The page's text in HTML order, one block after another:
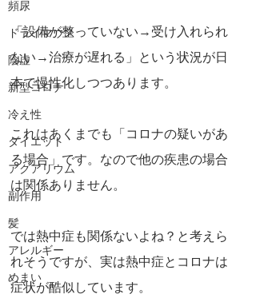
頻尿
ドライマウス
陰虚
新型コロナ
冷え性
ダイエット
アクアリウム
副作用
髪
アレルギー
めまい
「設備が整っていない→受け入れられ
ない→治療が遅れる」という状況が日
本で慢性化しつつあります。
これはあくまでも「コロナの疑いがあ
る場合」です。なので他の疾患の場合
は関係ありません。
では熱中症も関係ないよね？と考えら
れそうですが、実は熱中症とコロナは
症状が酷似しています。